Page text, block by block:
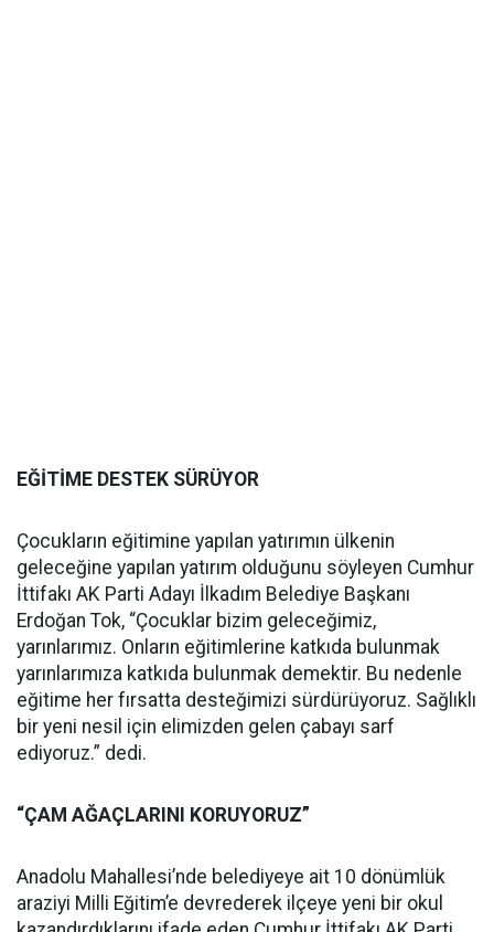
EĞİTİME DESTEK SÜRÜYOR
Çocukların eğitimine yapılan yatırımın ülkenin
geleceğine yapılan yatırım olduğunu söyleyen Cumhur
İttifakı AK Parti Adayı İlkadım Belediye Başkanı
Erdoğan Tok, “Çocuklar bizim geleceğimiz,
yarınlarımız. Onların eğitimlerine katkıda bulunmak
yarınlarımıza katkıda bulunmak demektir. Bu nedenle
eğitime her fırsatta desteğimizi sürdürüyoruz. Sağlıklı
bir yeni nesil için elimizden gelen çabayı sarf
ediyoruz.” dedi.
“ÇAM AĞAÇLARINI KORUYORUZ”
Anadolu Mahallesi’nde belediyeye ait 10 dönümlük
araziyi Milli Eğitim’e devrederek ilçeye yeni bir okul